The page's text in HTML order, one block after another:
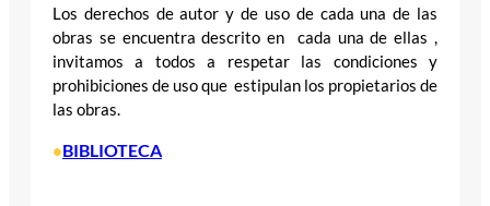
Los derechos de autor y de uso de cada una de las
obras se encuentra descrito en cada una de ellas ,
invitamos a todos a respetar las condiciones y
prohibiciones de uso que estipulan los propietarios de
las obras.
•BIBLIOTECA